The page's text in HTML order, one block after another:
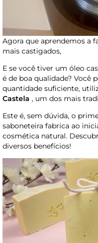
Agora que aprendemos a
mais castigados,
E se você tiver um óleo
é de boa qualidade? Você
quantidade suficiente,
Castela , um dos mais
Este é, sem dúvida, o
saboneteira fabrica ao
cosmética natural.
diversos benefícios!